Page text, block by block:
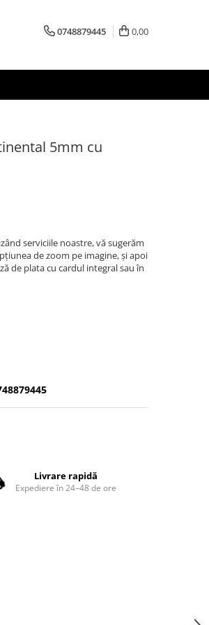
0748879445 0,00
5mm cu
serviciile noastre, vă sugerăm
de zoom pe imagine, și apoi
de plata cu cardul integral sau în
Livrare rapidă
Expediere în 24–48 de ore